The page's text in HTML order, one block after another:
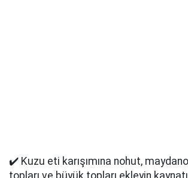
✔️ Kuzu eti karışımına nohut,